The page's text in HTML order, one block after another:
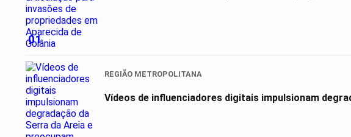
01
REGIÃO METROPOLITANA
Vídeos de influenciadores digitais impulsionam